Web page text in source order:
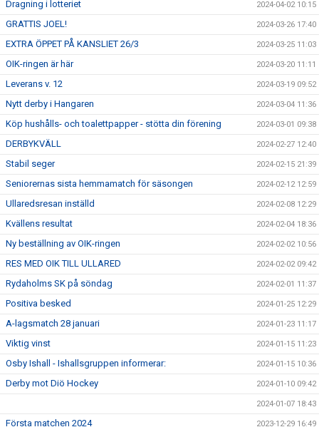
Dragning i lotteriet 2024-04-02 10:15
GRATTIS JOEL! 2024-03-26 17:40
EXTRA ÖPPET PÅ KANSLIET 26/3 2024-03-25 11:03
OIK-ringen är här 2024-03-20 11:11
Leverans v. 12 2024-03-19 09:52
Nytt derby i Hangaren 2024-03-04 11:36
Köp hushålls- och toalettpapper - stötta din förening 2024-03-01 09:38
DERBYKVÄLL 2024-02-27 12:40
Stabil seger 2024-02-15 21:39
Seniorernas sista hemmamatch för säsongen 2024-02-12 12:59
Ullaredsresan inställd 2024-02-08 12:29
Kvällens resultat 2024-02-04 18:36
Ny beställning av OIK-ringen 2024-02-02 10:56
RES MED OIK TILL ULLARED 2024-02-02 09:42
Rydaholms SK på söndag 2024-02-01 11:37
Positiva besked 2024-01-25 12:29
A-lagsmatch 28 januari 2024-01-23 11:17
Viktig vinst 2024-01-15 11:23
Osby Ishall - Ishallsgruppen informerar: 2024-01-15 10:36
Derby mot Diö Hockey 2024-01-10 09:42
2024-01-07 18:43
Första matchen 2024 2023-12-29 16:49